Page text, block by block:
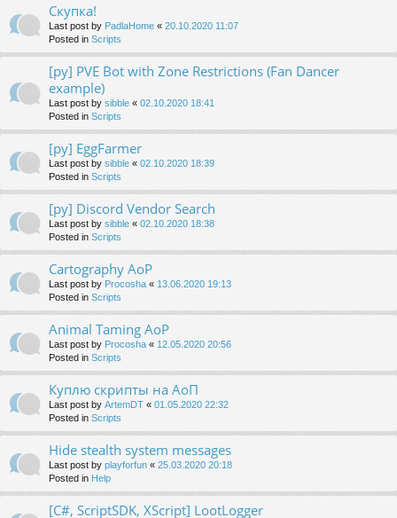
Скупка!
Last post by PadlaHome « 20.10.2020 11:07
Posted in Scripts
[py] PVE Bot with Zone Restrictions (Fan Dancer
example)
Last post by sibble « 02.10.2020 18:41
Posted in Scripts
[py] EggFarmer
Last post by sibble « 02.10.2020 18:39
Posted in Scripts
[py] Discord Vendor Search
Last post by sibble « 02.10.2020 18:38
Posted in Scripts
Cartography AoP
Last post by Procosha « 13.06.2020 19:13
Posted in Scripts
Animal Taming AoP
Last post by Procosha « 12.05.2020 20:56
Posted in Scripts
Куплю скрипты на АоП
Last post by ArtemDT « 01.05.2020 22:32
Posted in Scripts
Hide stealth system messages
Last post by playforfun « 25.03.2020 20:18
Posted in Help
[C#, ScriptSDK, XScript] LootLogger